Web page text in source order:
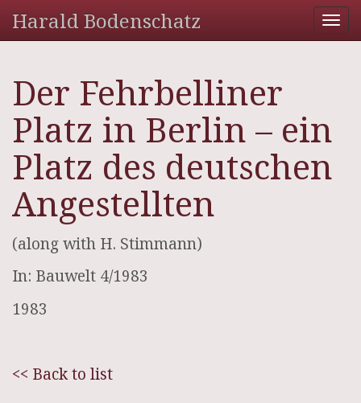
Harald Bodenschatz
Der Fehrbelliner
Platz in Berlin – ein
Platz des deutschen
Angestellten
(along with H. Stimmann)
In: Bauwelt 4/1983
1983
<< Back to list